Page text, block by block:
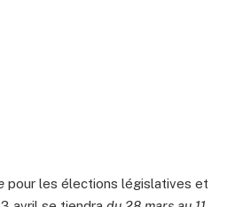
pour les élections législatives et